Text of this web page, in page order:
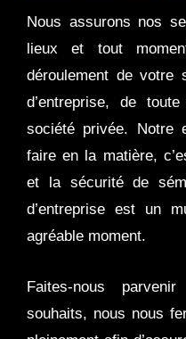
Nous assurons nos
lieux et tout
déroulement de votre
d’entreprise, de
société privée. Notre
faire en la matière,
et la sécurité de
d’entreprise est un
agréable moment.
Faites-nous
souhaits, nous nous